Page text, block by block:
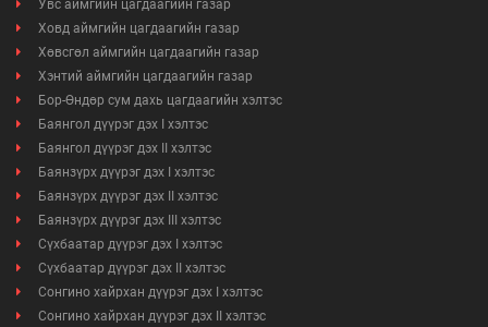
Увс аймгийн цагдаагийн газар
Ховд аймгийн цагдаагийн газар
Хөвсгөл аймгийн цагдаагийн газар
Хэнтий аймгийн цагдаагийн газар
Бор-Өндөр сум дахь цагдаагийн хэлтэс
Баянгол дүүрэг дэх I хэлтэс
Баянгол дүүрэг дэх II хэлтэс
Баянзүрх дүүрэг дэх I хэлтэс
Баянзүрх дүүрэг дэх II хэлтэс
Баянзүрх дүүрэг дэх III хэлтэс
Сүхбаатар дүүрэг дэх I хэлтэс
Сүхбаатар дүүрэг дэх II хэлтэс
Сонгино хайрхан дүүрэг дэх I хэлтэс
Сонгино хайрхан дүүрэг дэх II хэлтэс